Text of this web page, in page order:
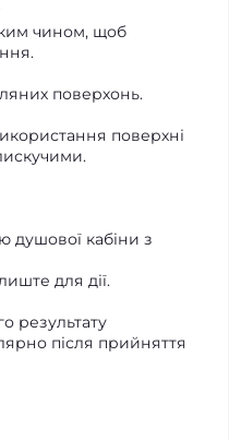
чином, щоб
поверхонь.
поверхні
душової кабіни з
для дії.
результату
після прийняття